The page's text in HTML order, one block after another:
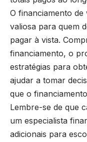
O financiamento
valiosa para quem
pagar à vista.
financiamento, o
estratégias para
ajudar a tomar
que o
Lembre-se de que
um especialista
adicionais para